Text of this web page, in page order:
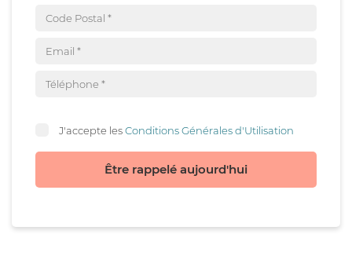
J'accepte lesConditions Générales d'Utilisation
Être rappelé aujourd'hui